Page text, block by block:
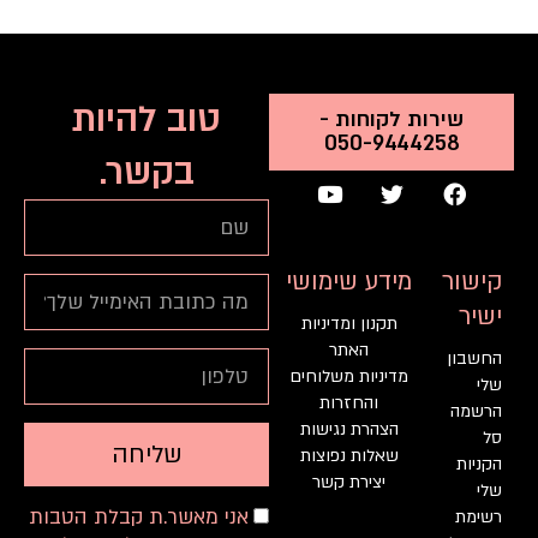
שירות לקוחות -
050-9444258
F
a
b
o
T
w
t
e
r
Y
o
u
b
e
קישור
ישיר
החשבון
שלי
הרשמה
סל
הקניות
שלי
רשימת
מידע שימושי
תקנון ומדיניות
האתר
מדיניות משלוחים
והחזרות
הצהרת נגישות
שאלות נפוצות
יצירת קשר
טוב להיות
בקשר.
שם
אימייל
טלפון
רוצה
אני מאשר.ת קבלת הטבות
שליחה